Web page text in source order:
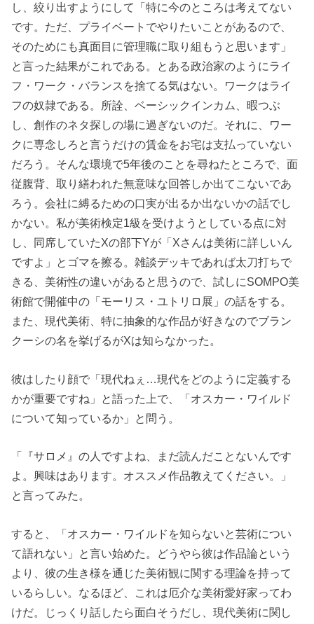
し、絞り出すようにして「特に今のところは考えてない
です。ただ、プライベートでやりたいことがあるので、
そのためにも真面目に管理職に取り組もうと思います」
と言った結果がこれである。とある政治家のようにライ
フ・ワーク・バランスを捨てる気はない。ワークはライ
フの奴隷である。所詮、ベーシックインカム、暇つぶ
し、創作のネタ探しの場に過ぎないのだ。それに、ワー
クに専念しろと言うだけの賃金をお宅は支払っていない
だろう。そんな環境で5年後のことを尋ねたところで、面
従腹背、取り繕われた無意味な回答しか出てこないであ
ろう。会社に縛るための口実が出るか出ないかの話でし
かない。私が美術検定1級を受けようとしている点に対
し、同席していたXの部下Yが「Xさんは美術に詳しいん
ですよ」とゴマを擦る。雑談デッキであれば太刀打ちで
きる、美術性の違いがあると思うので、試しにSOMPO美
術館で開催中の「モーリス・ユトリロ展」の話をする。
また、現代美術、特に抽象的な作品が好きなのでブラン
クーシの名を挙げるがXは知らなかった。
彼はしたり顔で「現代ねぇ…現代をどのように定義する
かが重要ですね」と語った上で、「オスカー・ワイルド
について知っているか」と問う。
「『サロメ』の人ですよね、まだ読んだことないんです
よ。興味はあります。オススメ作品教えてください。」
と言ってみた。
すると、「オスカー・ワイルドを知らないと芸術につい
て語れない」と言い始めた。どうやら彼は作品論という
より、彼の生き様を通じた美術観に関する理論を持って
いるらしい。なるほど、これは厄介な美術愛好家ってわ
けだ。じっくり話したら面白そうだし、現代美術に関し